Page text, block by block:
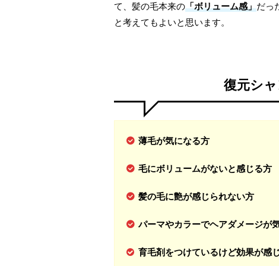
て、髪の毛本来の「ボリューム感」だっ
と考えてもよいと思います。
復元シ
薄毛が気になる方
毛にボリュームがないと感じる方
髪の毛に艶が感じられない方
パーマやカラーでヘアダメージが
育毛剤をつけているけど効果が感